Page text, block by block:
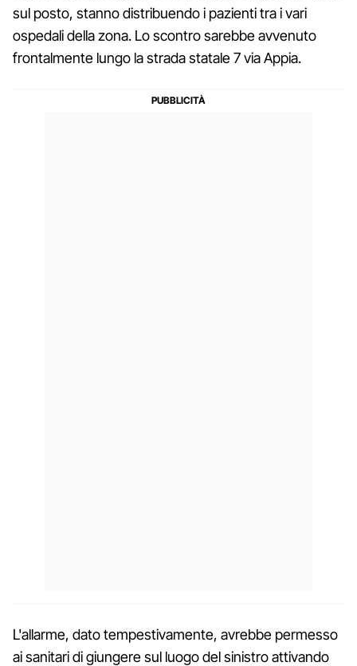
sul posto, stanno distribuendo i pazienti tra i vari
ospedali della zona. Lo scontro sarebbe avvenuto
frontalmente lungo la strada statale 7 via Appia.
L'allarme, dato tempestivamente, avrebbe permesso
ai sanitari di giungere sul luogo del sinistro attivando